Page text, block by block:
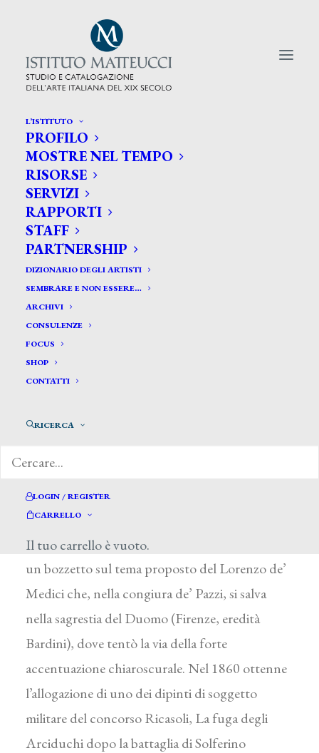
L’ISTITUTO
PROFILO
MOSTRE NEL TEMPO
RISORSE
SERVIZI
RAPPORTI
STAFF
PARTNERSHIP
DIZIONARIO DEGLI ARTISTI
SEMBRARE E NON ESSERE…
ARCHIVI
CONSULENZE
FOCUS
SHOP
CONTATTI
RICERCA
LOGIN / REGISTER
CARRELLO
Il tuo carrello è vuoto.
CERCA TRA GLI ARTISTI:
Search
for:
Bardini Stefano*
BARDINI STEFANO
Pieve S. Stefano (Arezzo) 1836 – Firenze 1922
frequentò lo studio di A. Puccinelli, del quale
viene detto allievo e seguace; partecipe delle
ricerche per il rinnovamento della pittura di
storia, presentò al concorso Triennale del 1858
un bozzetto sul tema proposto del Lorenzo de’
Medici che, nella congiura de’ Pazzi, si salva
nella sagrestia del Duomo (Firenze, eredità
Bardini), dove tentò la via della forte
accentuazione chiaroscurale. Nel 1860 ottenne
l’allogazione di uno dei dipinti di soggetto
militare del concorso Ricasoli, La fuga degli
Arciduchi dopo la battaglia di Solferino